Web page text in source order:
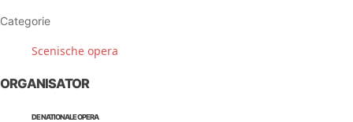
Categorie
Scenische opera
ORGANISATOR
DE NATIONALE OPERA